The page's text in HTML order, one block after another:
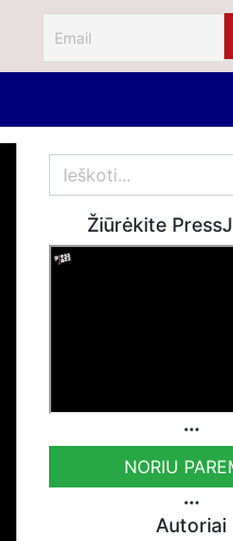
Žiūrėkite
NORIU
Autoriai